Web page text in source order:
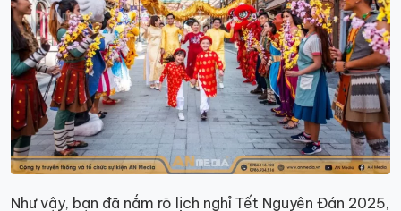
Như vậy, bạn đã nắm rõ lịch nghỉ Tết Nguyên Đán 2025,